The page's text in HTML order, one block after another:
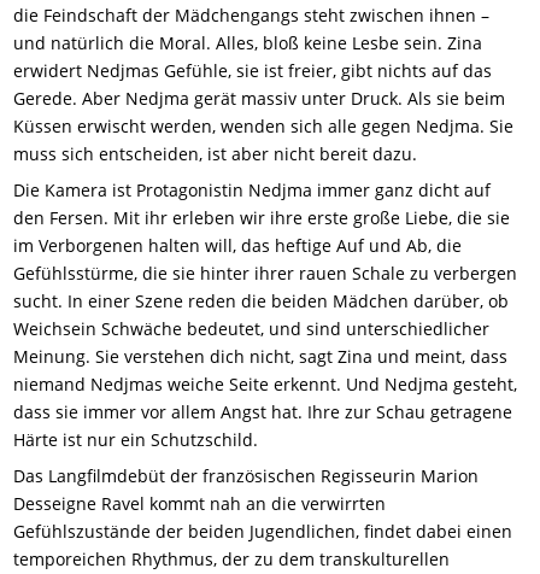
die Feindschaft der Mädchengangs steht zwischen ihnen –
und natürlich die Moral. Alles, bloß keine Lesbe sein. Zina
erwidert Nedjmas Gefühle, sie ist freier, gibt nichts auf das
Gerede. Aber Nedjma gerät massiv unter Druck. Als sie beim
Küssen erwischt werden, wenden sich alle gegen Nedjma. Sie
muss sich entscheiden, ist aber nicht bereit dazu.
Die Kamera ist Protagonistin Nedjma immer ganz dicht auf
den Fersen. Mit ihr erleben wir ihre erste große Liebe, die sie
im Verborgenen halten will, das heftige Auf und Ab, die
Gefühlsstürme, die sie hinter ihrer rauen Schale zu verbergen
sucht. In einer Szene reden die beiden Mädchen darüber, ob
Weichsein Schwäche bedeutet, und sind unterschiedlicher
Meinung. Sie verstehen dich nicht, sagt Zina und meint, dass
niemand Nedjmas weiche Seite erkennt. Und Nedjma gesteht,
dass sie immer vor allem Angst hat. Ihre zur Schau getragene
Härte ist nur ein Schutzschild.
Das Langfilmdebüt der französischen Regisseurin Marion
Desseigne Ravel kommt nah an die verwirrten
Gefühlszustände der beiden Jugendlichen, findet dabei einen
temporeichen Rhythmus, der zu dem transkulturellen